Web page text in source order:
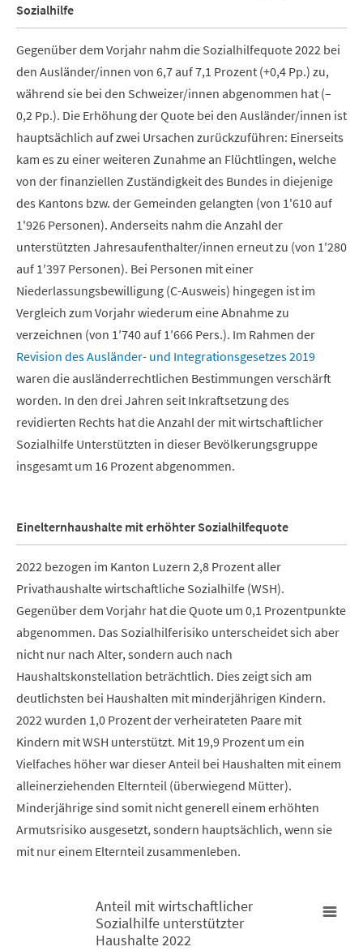
Sozialhilfe
Gegenüber dem Vorjahr nahm die Sozialhilfequote 2022 bei
den Ausländer/innen von 6,7 auf 7,1 Prozent (+0,4 Pp.) zu,
während sie bei den Schweizer/innen abgenommen hat (–
0,2 Pp.). Die Erhöhung der Quote bei den Ausländer/innen ist
hauptsächlich auf zwei Ursachen zurückzuführen: Einerseits
kam es zu einer weiteren Zunahme an Flüchtlingen, welche
von der finanziellen Zuständigkeit des Bundes in diejenige
des Kantons bzw. der Gemeinden gelangten (von 1'610 auf
1'926 Personen). Anderseits nahm die Anzahl der
unterstützten Jahresaufenthalter/innen erneut zu (von 1′280
auf 1′397 Personen). Bei Personen mit einer
Niederlassungsbewilligung (C-Ausweis) hingegen ist im
Vergleich zum Vorjahr wiederum eine Abnahme zu
verzeichnen (von 1′740 auf 1′666 Pers.). Im Rahmen der
Revision des Ausländer- und Integrationsgesetzes 2019
waren die ausländerrechtlichen Bestimmungen verschärft
worden. In den drei Jahren seit Inkraftsetzung des
revidierten Rechts hat die Anzahl der mit wirtschaftlicher
Sozialhilfe Unterstützten in dieser Bevölkerungsgruppe
insgesamt um 16 Prozent abgenommen.
Einelternhaushalte mit erhöhter Sozialhilfequote
2022 bezogen im Kanton Luzern 2,8 Prozent aller
Privathaushalte wirtschaftliche Sozialhilfe (WSH).
Gegenüber dem Vorjahr hat die Quote um 0,1 Prozentpunkte
abgenommen. Das Sozialhilferisiko unterscheidet sich aber
nicht nur nach Alter, sondern auch nach
Haushaltskonstellation beträchtlich. Dies zeigt sich am
deutlichsten bei Haushalten mit minderjährigen Kindern.
2022 wurden 1,0 Prozent der verheirateten Paare mit
Kindern mit WSH unterstützt. Mit 19,9 Prozent um ein
Vielfaches höher war dieser Anteil bei Haushalten mit einem
alleinerziehenden Elternteil (überwiegend Mütter).
Minderjährige sind somit nicht generell einem erhöhten
Armutsrisiko ausgesetzt, sondern hauptsächlich, wenn sie
mit nur einem Elternteil zusammenleben.
Anteil mit wirtschaftlicher Sozialhilfe unterstützter Haushalte
Anteil mit wirtschaftlicher
Sozialhilfe unterstützter
Haushalte 2022